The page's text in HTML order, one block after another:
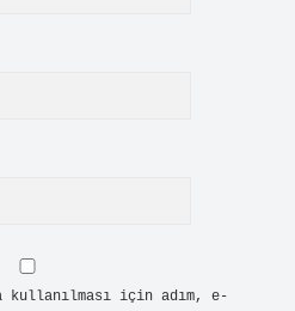
kullanılması için adım, e-